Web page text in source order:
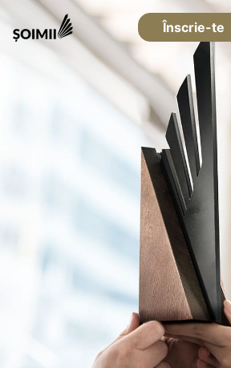
Înscrie-te